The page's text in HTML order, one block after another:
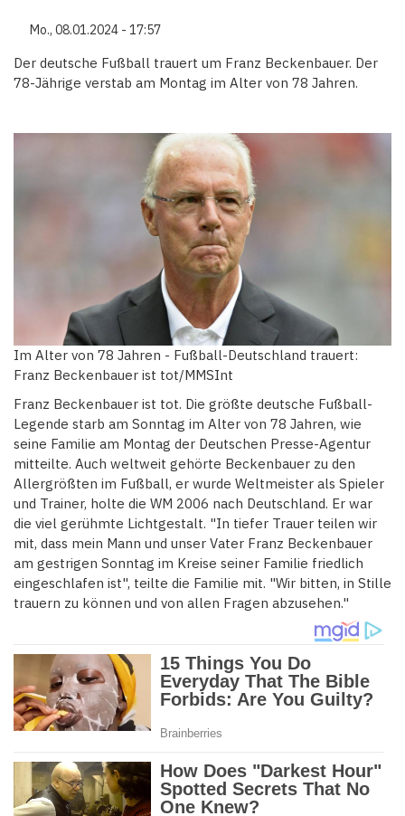
Mo., 08.01.2024 - 17:57
Der deutsche Fußball trauert um Franz Beckenbauer. Der
78-Jährige verstab am Montag im Alter von 78 Jahren.
Im Alter von 78 Jahren - Fußball-Deutschland trauert:
Franz Beckenbauer ist tot/MMSInt
Franz Beckenbauer ist tot. Die größte deutsche Fußball-
Legende starb am Sonntag im Alter von 78 Jahren, wie
seine Familie am Montag der Deutschen Presse-Agentur
mitteilte. Auch weltweit gehörte Beckenbauer zu den
Allergrößten im Fußball, er wurde Weltmeister als Spieler
und Trainer, holte die WM 2006 nach Deutschland. Er war
die viel gerühmte Lichtgestalt. "In tiefer Trauer teilen wir
mit, dass mein Mann und unser Vater Franz Beckenbauer
am gestrigen Sonntag im Kreise seiner Familie friedlich
eingeschlafen ist", teilte die Familie mit. "Wir bitten, in Stille
trauern zu können und von allen Fragen abzusehen."